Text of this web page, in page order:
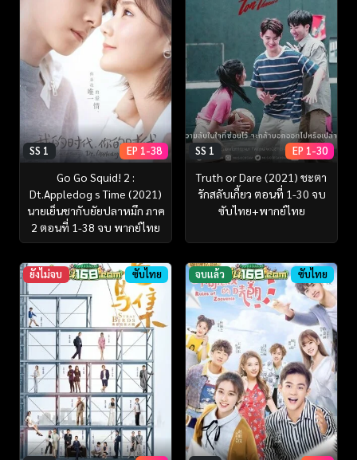
SS 1 EP 1-38
Go Go Squid! 2 :
Dt.Appledog s Time (2021)
นายเย็นชากับยัยปลาหมึก ภาค
2 ตอนที่ 1-38 จบ พากย์ไทย
SS 1 EP 1-30
Truth or Dare (2021) ชะตา
รักสลับเกี้ยว ตอนที่ 1-30 จบ
ซับไทย+พากย์ไทย
ยังไม่จบ ซับไทย จบแล้ว ซับไทย